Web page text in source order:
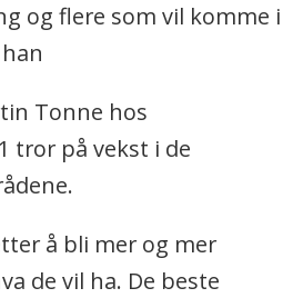
og flere som vil komme i
Tonne hos
tror på vekst i de
å bli mer og mer
de vil ha. De beste